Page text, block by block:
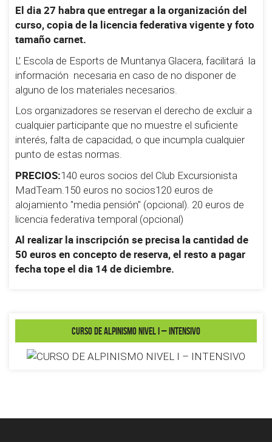
El dia 27 habra que entregar a la organización del
curso, copia de la licencia federativa vigente y foto
tamaño carnet.
L’ Escola de Esports de Muntanya Glacera, facilitará la
información necesaria en caso de no disponer de
alguno de los materiales necesarios.
Los organizadores se reservan el derecho de excluir a
cualquier participante que no muestre el suficiente
interés, falta de capacidad, o que incumpla cualquier
punto de estas normas.
PRECIOS:140 euros socios del Club Excursionista
MadTeam.150 euros no socios120 euros de
alojamiento "media pensión" (opcional). 20 euros de
licencia federativa temporal (opcional)
Al realizar la inscripción se precisa la cantidad de
50 euros en concepto de reserva, el resto a pagar
fecha tope el dia 14 de diciembre.
CURSO DE ALPINISMO NIVEL I – INTENSIVO